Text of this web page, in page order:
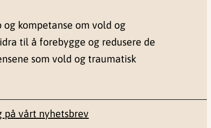
og kompetanse om vold og
til å forebygge og redusere de
som vold og traumatisk
på vårt nyhetsbrev